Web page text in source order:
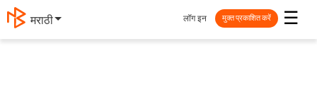
தமிழ் ☰
लॉग इन मुक्त प्रकाशित करें